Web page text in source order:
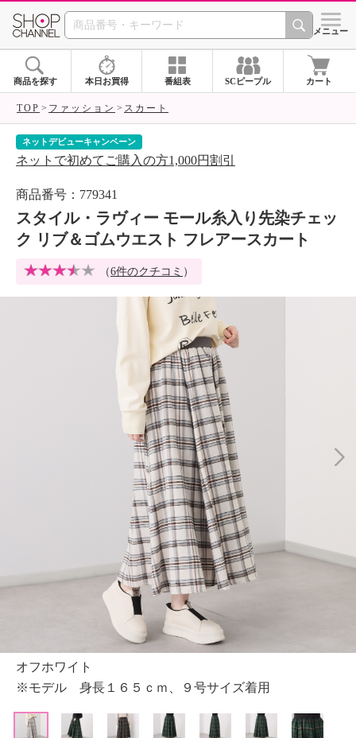
SHOP CHANNEL シメニュー
商品を探す 本日お買得 番組表 SCピープル カート
TOP ファッション スカート
ネットデビューキャンペーン
ネットで初めてご購入の方1,000円割引
商品番号：779341
スタイル・ラヴィー モール糸入り先染チェッ
ク リブ＆ゴムウエスト フレアースカート
（6件のクチコミ ）
オフホワイト
※モデル 身長１６５ｃｍ、９号サイズ着用